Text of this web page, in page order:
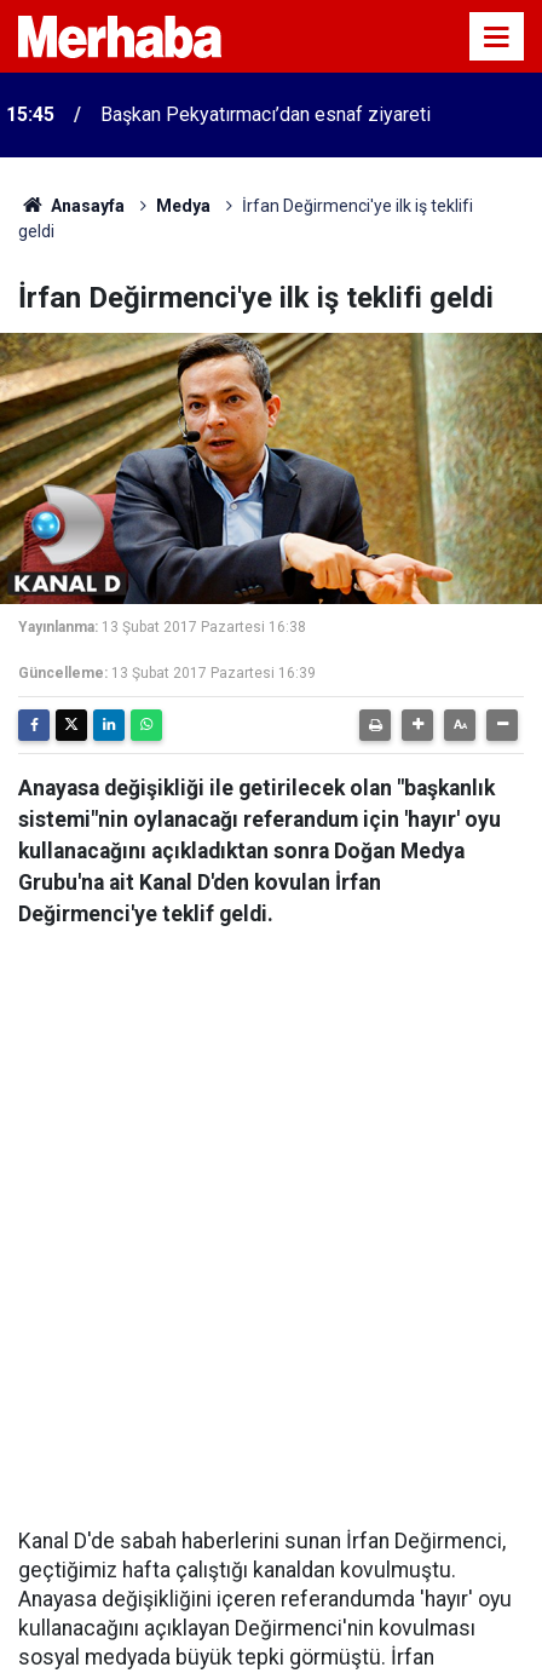
15:45 Başkan Pekyatırmacı’dan esnaf ziyareti
Anasayfa Medya
İrfan Değirmenci'ye ilk iş teklifi
geldi
İrfan Değirmenci'ye ilk iş teklifi geldi
Yayınlanma: 13 Şubat 2017 Pazartesi 16:38
Güncelleme: 13 Şubat 2017 Pazartesi 16:39
Anayasa değişikliği ile getirilecek olan "başkanlık
sistemi"nin oylanacağı referandum için 'hayır' oyu
kullanacağını açıkladıktan sonra Doğan Medya
Grubu'na ait Kanal D'den kovulan İrfan
Değirmenci'ye teklif geldi.
Kanal D'de sabah haberlerini sunan İrfan Değirmenci,
geçtiğimiz hafta çalıştığı kanaldan kovulmuştu.
Anayasa değişikliğini içeren referandumda 'hayır' oyu
kullanacağını açıklayan Değirmenci'nin kovulması
sosyal medyada büyük tepki görmüştü. İrfan